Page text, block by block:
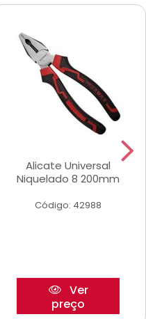
Alicate Universal
Niquelado 8 200mm
Código: 42988
Ver
preço